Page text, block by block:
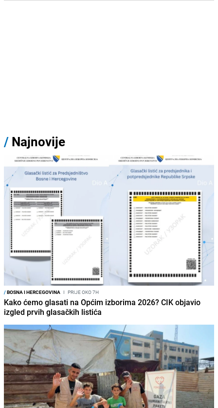
/ Najnovije
/BOSNA I HERCEGOVINA I PRIJE OKO 7H
Kako ćemo glasati na Općim izborima 2026? CIK objavio
izgled prvih glasačkih listića